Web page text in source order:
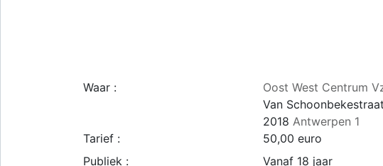
Waar :
Oost West Centrum
Van
2018 Antwerpen 1
Tarief :
50,00 euro
Publiek :
Vanaf 18 jaar